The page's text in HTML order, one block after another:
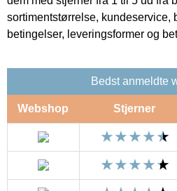
sortimentstørrelse, kundeservice,
betingelser, leveringsformer og
Bedst anmeldte
Webshop Stjerner